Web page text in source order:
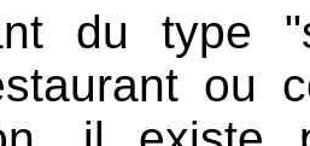
du type
ou